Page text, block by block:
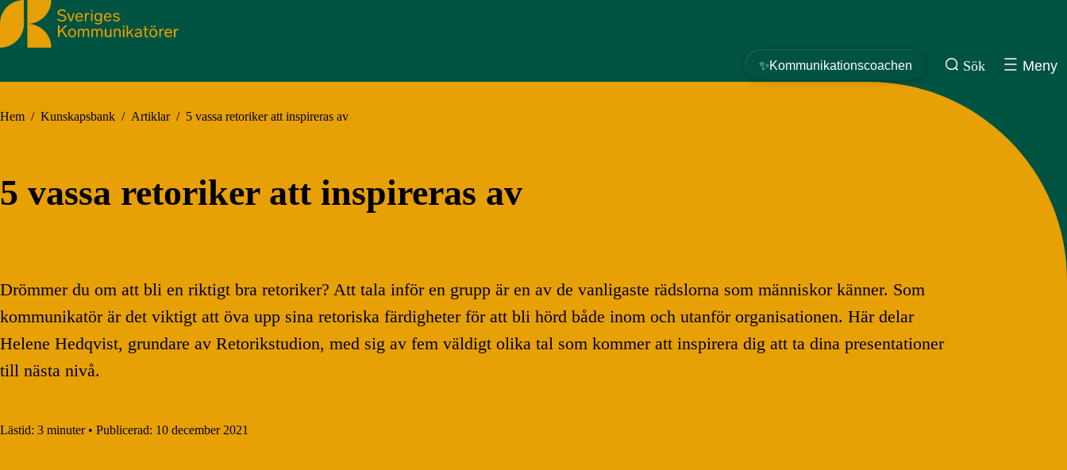
Sveriges Kommunikatörer
✨Kommunikationscoachen Sök Meny
Hem / Kunskapsbank / Artiklar / 5 vassa retoriker att inspireras av
5 vassa retoriker att inspireras av
Drömmer du om att bli en riktigt bra retoriker? Att tala inför en grupp är en av de vanligaste rädslorna som människor känner. Som
kommunikatör är det viktigt att öva upp sina retoriska färdigheter för att bli hörd både inom och utanför organisationen. Här delar
Helene Hedqvist, grundare av Retorikstudion, med sig av fem väldigt olika tal som kommer att inspirera dig att ta dina presentationer
till nästa nivå.
Lästid: 3 minuter • Publicerad: 10 december 2021